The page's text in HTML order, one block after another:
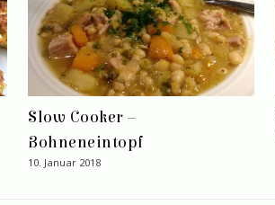
Slow Cooker –
Bohneneintopf
10. Januar 2018